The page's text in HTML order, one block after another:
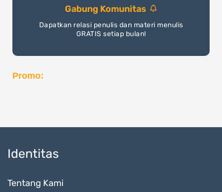
Gabung Komunitas
Dapatkan relasi penulis dan materi menulis
GRATIS setiap bulan!
Promo:
Identitas
Tentang Kami